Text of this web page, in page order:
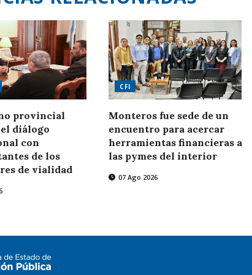
provincial
diálogo
con
de los
de vialidad
CFI
Monteros fue sede de un
encuentro para acercar
herramientas financieras a
las pymes del interior
07 Ago 2026